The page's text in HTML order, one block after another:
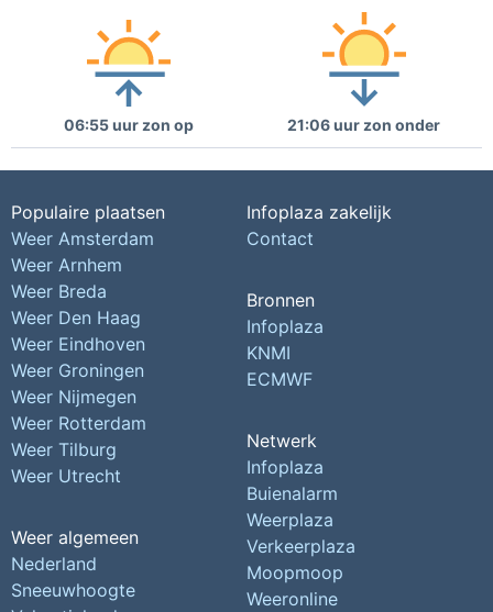
06:55 uur zon op 21:06 uur zon onder
Populaire plaatsen
Weer Amsterdam
Weer Arnhem
Weer Breda
Weer Den Haag
Weer Eindhoven
Weer Groningen
Weer Nijmegen
Weer Rotterdam
Weer Tilburg
Weer Utrecht
Weer algemeen
Nederland
Sneeuwhoogte
Infoplaza zakelijk
Contact
Bronnen
Infoplaza
KNMI
ECMWF
Netwerk
Infoplaza
Buienalarm
Weerplaza
Verkeerplaza
Moopmoop
Weeronline